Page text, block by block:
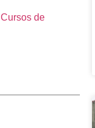
Cursos de